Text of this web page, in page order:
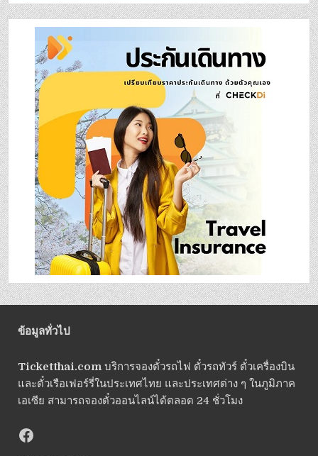
ข้อมูลทั่วไป
Ticketthai.comบริการจองตั๋วรถไฟ ตั๋วรถทัวร์ ตั๋วเครื่องบิน
และตั๋วเรือเฟอร์รี่ในประเทศไทย และประเทศต่าง ๆ ในภูมิภาค
เอเซีย สามารถจองตั๋วออนไลน์ได้ตลอด 24 ชั่วโมง